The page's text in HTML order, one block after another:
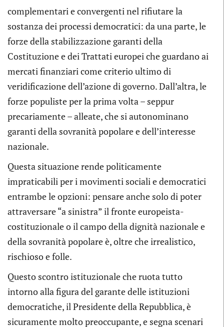
complementari e convergenti nel rifiutare la
sostanza dei processi democratici: da una parte, le
forze della stabilizzazione garanti della
Costituzione e dei Trattati europei che guardano ai
mercati finanziari come criterio ultimo di
veridificazione dell’azione di governo. Dall’altra, le
forze populiste per la prima volta – seppur
precariamente – alleate, che si autonominano
garanti della sovranità popolare e dell’interesse
nazionale.
Questa situazione rende politicamente
impraticabili per i movimenti sociali e democratici
entrambe le opzioni: pensare anche solo di poter
attraversare “a sinistra” il fronte europeista-
costituzionale o il campo della dignità nazionale e
della sovranità popolare è, oltre che irrealistico,
rischioso e folle.
Questo scontro istituzionale che ruota tutto
intorno alla figura del garante delle istituzioni
democratiche, il Presidente della Repubblica, è
sicuramente molto preoccupante, e segna scenari